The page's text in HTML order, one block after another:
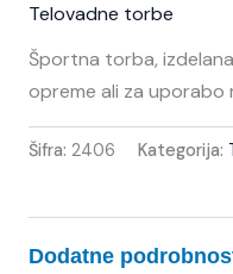
Telovadne torbe
Športna torba,
opreme ali za uporabo
Šifra:2406 Kategorija:
Dodatne